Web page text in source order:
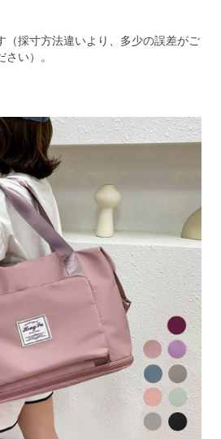
採寸方法違いより、多少の誤差がご
い）。